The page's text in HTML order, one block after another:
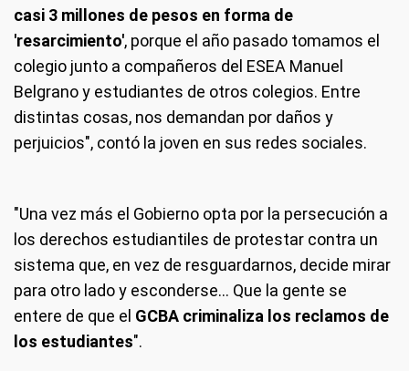
casi 3 millones de pesos en forma de
'resarcimiento', porque el año pasado tomamos el
colegio junto a compañeros del ESEA Manuel
Belgrano y estudiantes de otros colegios. Entre
distintas cosas, nos demandan por daños y
perjuicios", contó la joven en sus redes sociales.
"Una vez más el Gobierno opta por la persecución a
los derechos estudiantiles de protestar contra un
sistema que, en vez de resguardarnos, decide mirar
para otro lado y esconderse... Que la gente se
entere de que el GCBA criminaliza los reclamos de
los estudiantes".